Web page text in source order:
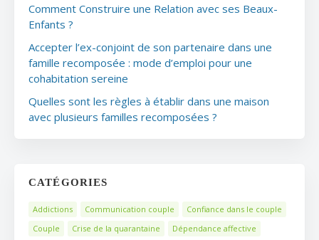
Comment Construire une Relation avec ses Beaux-
Enfants ?
Accepter l’ex-conjoint de son partenaire dans une
famille recomposée : mode d’emploi pour une
cohabitation sereine
Quelles sont les règles à établir dans une maison
avec plusieurs familles recomposées ?
CATÉGORIES
Addictions Communication couple
Confiance dans le couple
Couple
Crise de la quarantaine
Dépendance affective